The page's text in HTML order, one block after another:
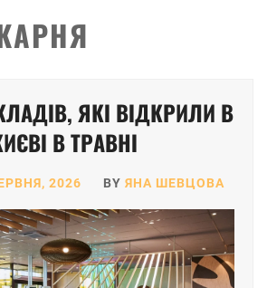
ЯКІ ВІДКРИЛИ В
В ТРАВНІ
2026 BY ЯНА ШЕВЦОВА